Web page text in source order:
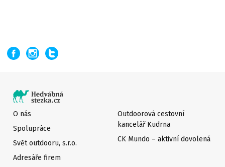
O nás
Spolupráce
Svět outdooru, s.r.o.
Adresáře firem
Outdoorová cestovní
kancelář Kudrna
CK Mundo – aktivní dovolená